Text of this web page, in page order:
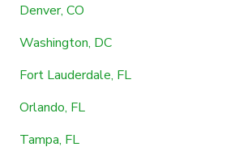
Denver, CO
Washington, DC
Fort Lauderdale, FL
Orlando, FL
Tampa, FL